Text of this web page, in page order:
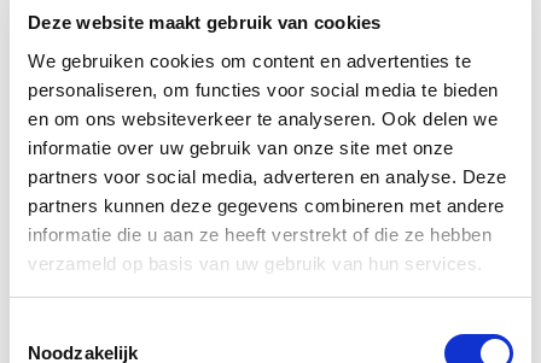
Deze website maakt gebruik van cookies
We gebruiken cookies om content en advertenties te
personaliseren, om functies voor social media te bieden
en om ons websiteverkeer te analyseren. Ook delen we
informatie over uw gebruik van onze site met onze
partners voor social media, adverteren en analyse. Deze
partners kunnen deze gegevens combineren met andere
informatie die u aan ze heeft verstrekt of die ze hebben
verzameld op basis van uw gebruik van hun services.
Noodzakelijk
Doseerflacon 500 ml
€ 2,30 € 1,96
Voeg toe aan winkeltas Voeg